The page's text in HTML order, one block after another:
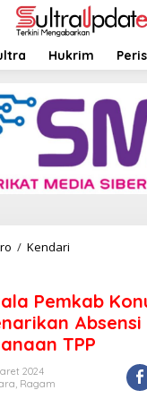
Hukrim
/ Kendari
Konut
Gelar
Simulasi
Penarikan
Pemkab
Absensi
TPP
2024
, Ragam